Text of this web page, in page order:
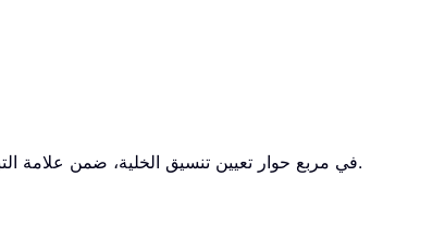
2.2 في مربع حوار تعيين تنسيق الخلية، ضمن علامة التبويب «رقم»، اختر «نسبة مئوية» من مربع القائمة «الفئة»، وحدد الأماكن العشرية، ثم انقر على زر «موافق» لحفظ التغييرات.